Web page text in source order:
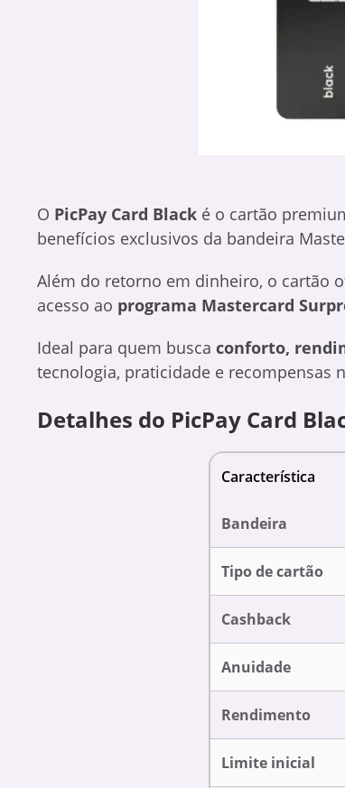
O PicPay Card Black é o cartão
benefícios exclusivos da bandeira
Além do retorno em dinheiro, o cartão
acesso ao programa Mastercard
Ideal para quem busca conforto,
tecnologia, praticidade e recompensas
Detalhes do PicPay Card
Característica
Bandeira
Tipo de cartão
Cashback
Anuidade
Rendimento
Limite inicial